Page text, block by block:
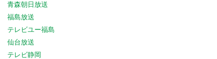
青森朝日放送
福島放送
テレビユー福島
仙台放送
テレビ静岡